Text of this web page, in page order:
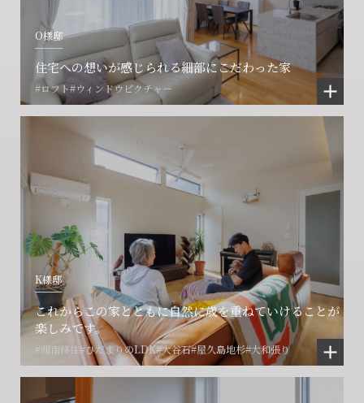
O様邸
住宅への想いが感じられる細部にこだわった家
#ロフト#ウィンドウピクチャー
K様邸
これからこの家とともに自然に歳を重ねていけることが
楽しみです。
#湘南移住#ひだまりのLDK#大谷石#屋久島地杉#大和張り